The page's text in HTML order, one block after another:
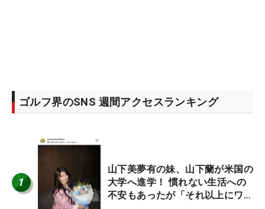
ゴルフ界のSNS 週間アクセスランキング
1
山下美夢有の妹、山下蘭が米国の
大学へ進学！ 慣れない生活への
不安もあったが「それ以上にワク